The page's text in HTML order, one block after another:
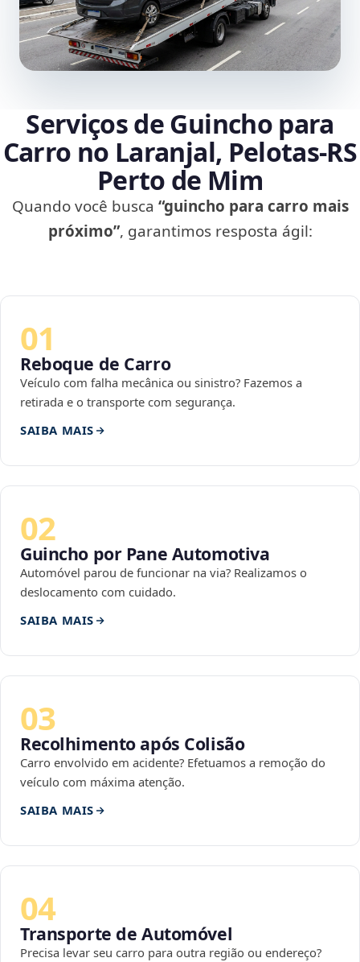
Serviços de Guincho para
Carro no Laranjal, Pelotas‑RS
Perto de Mim
Quando você busca “guincho para carro mais
próximo”, garantimos resposta ágil:
01
Reboque de Carro
Veículo com falha mecânica ou sinistro? Fazemos a
retirada e o transporte com segurança.
SAIBA MAIS
02
Guincho por Pane Automotiva
Automóvel parou de funcionar na via? Realizamos o
deslocamento com cuidado.
SAIBA MAIS
03
Recolhimento após Colisão
Carro envolvido em acidente? Efetuamos a remoção do
veículo com máxima atenção.
SAIBA MAIS
04
Transporte de Automóvel
Precisa levar seu carro para outra região ou endereço?